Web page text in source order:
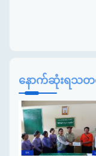
နောက်ဆုံးရသတင်